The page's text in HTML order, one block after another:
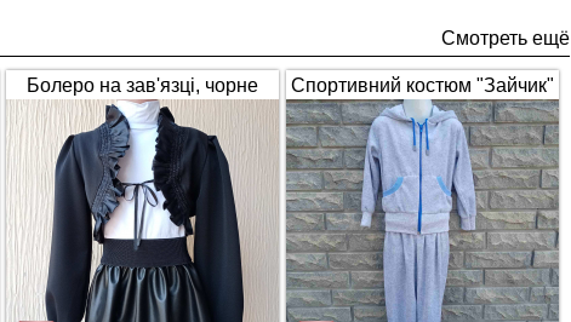
Смотреть ещё
Болеро на зав'язці, чорне
(1653)
Спортивний костюм "Зайчик"
з вушками, сірий з синім 1672
(арт.326)